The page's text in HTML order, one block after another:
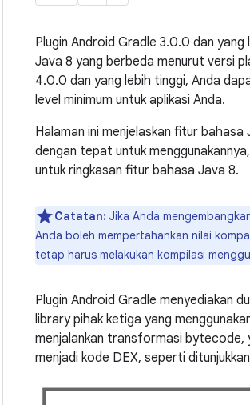
Plugin Android Gradle 3.0.0 dan
Java 8 yang berbeda menurut versi
4.0.0 dan yang lebih tinggi, Anda
level minimum untuk aplikasi Anda.
Halaman ini menjelaskan fitur
dengan tepat untuk
untuk ringkasan fitur bahasa Java 8.
Catatan: Jika Anda
Anda boleh mempertahankan nilai
tetap harus melakukan kompilasi
Plugin Android Gradle menyediakan
library pihak ketiga yang
menjalankan transformasi bytecode,
menjadi kode DEX, seperti